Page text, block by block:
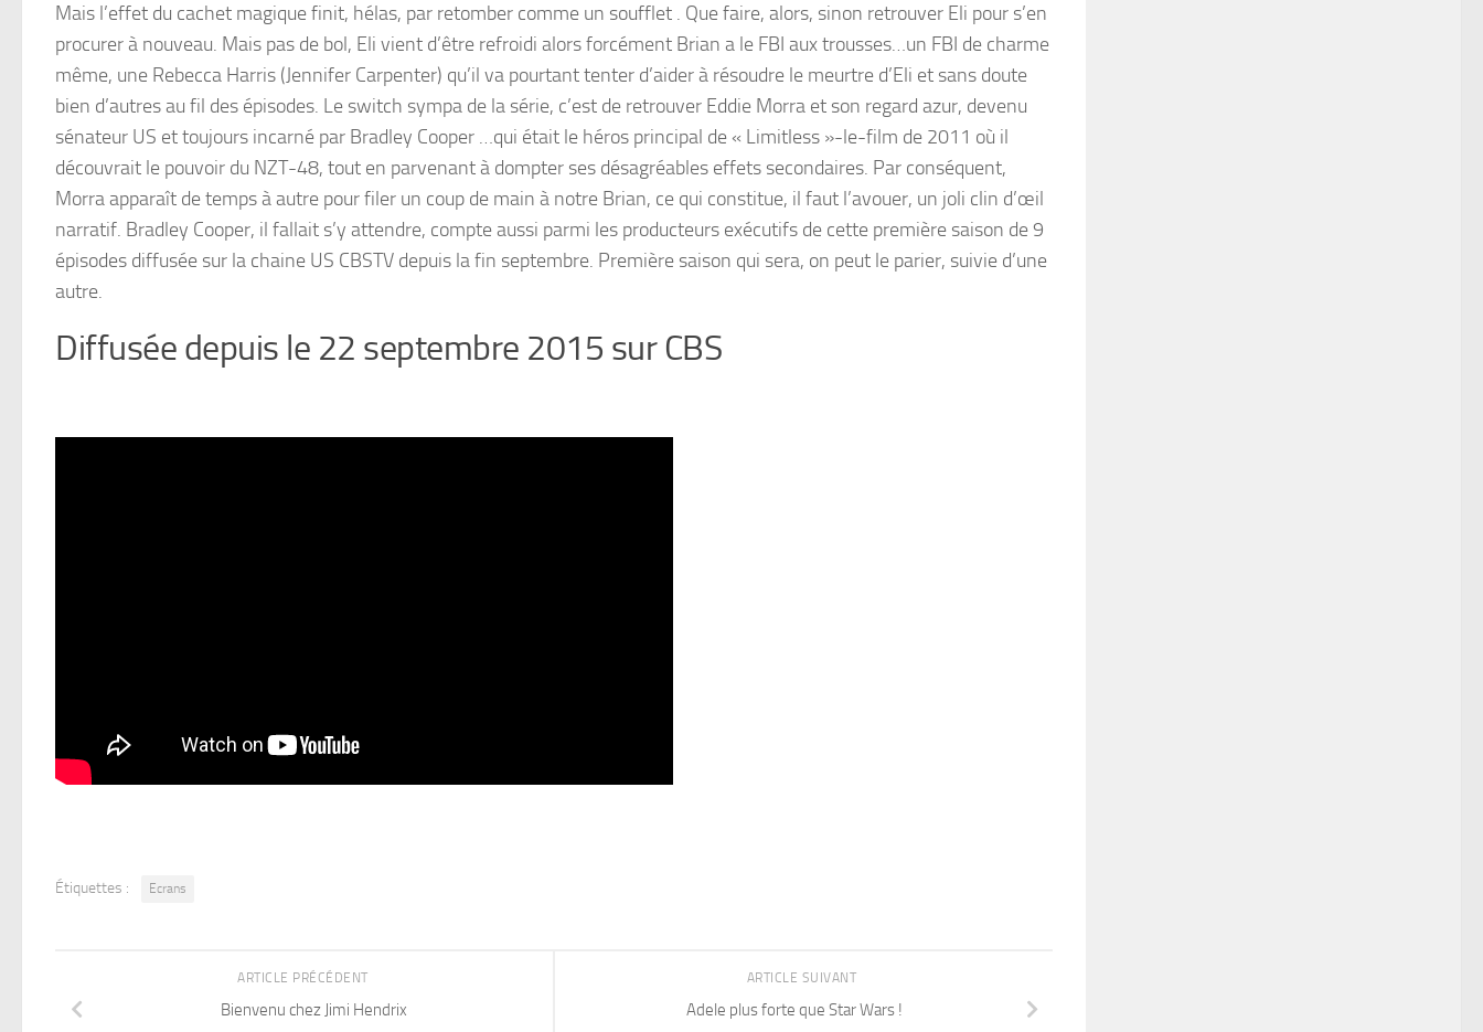
Mais l’effet du cachet magique finit, hélas, par retomber comme un soufflet . Que faire, alors, sinon retrouver Eli pour s’en
procurer à nouveau. Mais pas de bol, Eli vient d’être refroidi alors forcément Brian a le FBI aux trousses…un FBI de charme
même, une Rebecca Harris (Jennifer Carpenter) qu’il va pourtant tenter d’aider à résoudre le meurtre d’Eli et sans doute
bien d’autres au fil des épisodes. Le switch sympa de la série, c’est de retrouver Eddie Morra et son regard azur, devenu
sénateur US et toujours incarné par Bradley Cooper …qui était le héros principal de « Limitless »-le-film de 2011 où il
découvrait le pouvoir du NZT-48, tout en parvenant à dompter ses désagréables effets secondaires. Par conséquent,
Morra apparaît de temps à autre pour filer un coup de main à notre Brian, ce qui constitue, il faut l’avouer, un joli clin d’œil
narratif. Bradley Cooper, il fallait s’y attendre, compte aussi parmi les producteurs exécutifs de cette première saison de 9
épisodes diffusée sur la chaine US CBSTV depuis la fin septembre. Première saison qui sera, on peut le parier, suivie d’une
autre.
Diffusée depuis le 22 septembre 2015 sur CBS
Étiquettes : Ecrans
ARTICLE SUIVANT
Adele plus forte que Star Wars !
ARTICLE PRÉCÉDENT
Bienvenu chez Jimi Hendrix